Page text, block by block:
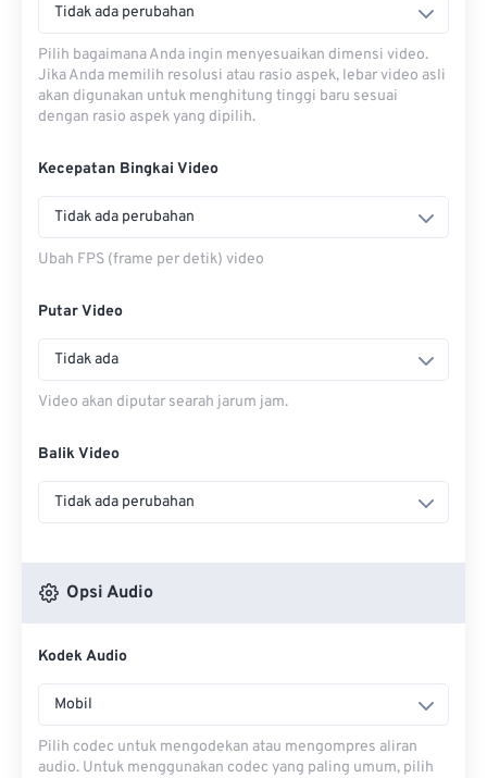
Tidak ada perubahan
Pilih bagaimana Anda ingin menyesuaikan dimensi video.
Jika Anda memilih resolusi atau rasio aspek, lebar video asli
akan digunakan untuk menghitung tinggi baru sesuai
dengan rasio aspek yang dipilih.
Kecepatan Bingkai Video
Tidak ada perubahan
Ubah FPS (frame per detik) video
Putar Video
Tidak ada
Video akan diputar searah jarum jam.
Balik Video
Tidak ada perubahan
Opsi Audio
Kodek Audio
Mobil
Pilih codec untuk mengodekan atau mengompres aliran
audio. Untuk menggunakan codec yang paling umum, pilih